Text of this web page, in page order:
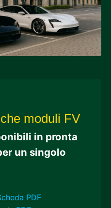
moduli FV
in pronta
un singolo
PDF